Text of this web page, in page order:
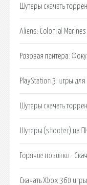
Шутеры скачать
Aliens: Colonial Marines
Розовая пантера:
PlayStation 3: игры для
Шутеры скачать
Шутеры (shooter) на
Горячие новинки -
Скачать Xbox 360